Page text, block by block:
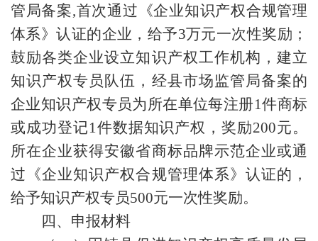
管局备案,首次通过《企业知识产权合规管理
体系》认证的企业，给予3万元一次性奖励；
鼓励各类企业设立知识产权工作机构，建立
知识产权专员队伍，经县市场监管局备案的
企业知识产权专员为所在单位每注册1件商标
或成功登记1件数据知识产权，奖励200元。
所在企业获得安徽省商标品牌示范企业或通
过《企业知识产权合规管理体系》认证的，
给予知识产权专员500元一次性奖励。
四、申报材料